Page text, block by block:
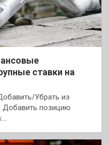
ставки на
Убрать из
Добавить позицию